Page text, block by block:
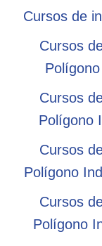
Cursos de
Cursos
Cursos
Polígono
Cursos
Polígono
Cursos
Polígono